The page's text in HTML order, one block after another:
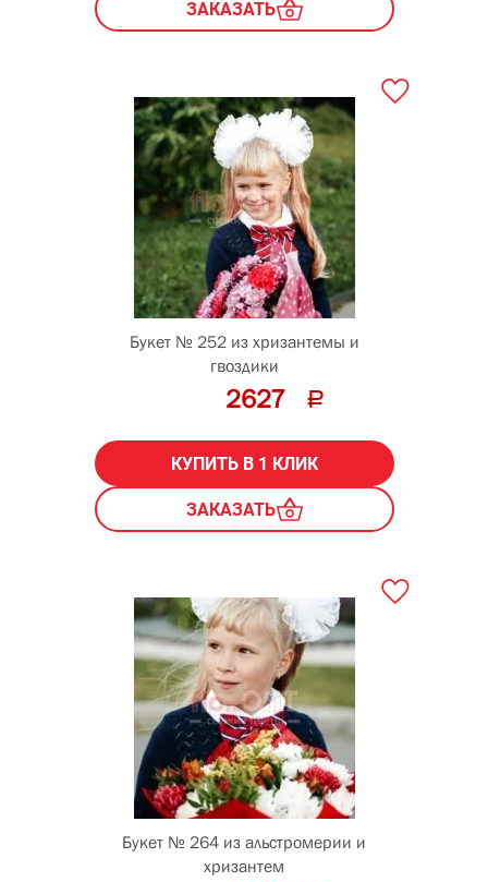
ЗАКАЗАТЬ
Букет № 252 из хризантемы и
гвоздики
2627
КУПИТЬ В 1 КЛИК
ЗАКАЗАТЬ
45см
Букет № 264 из альстромерии и
хризантем